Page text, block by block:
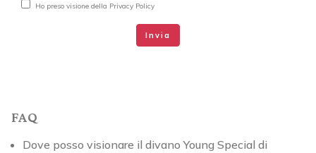
Ho preso visione della Privacy Policy
Invia
FAQ
Dove posso visionare il divano Young Special di